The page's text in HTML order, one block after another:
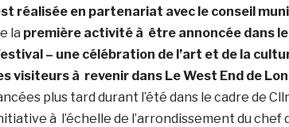
réalisée en partenariat avec le conseil
la première activité à être annoncée dans le
– une célébration de l’art et de la
visiteurs à revenir dans Le West End de
plus tard durant l’été dans le cadre de
à l’échelle de l’arrondissement du chef